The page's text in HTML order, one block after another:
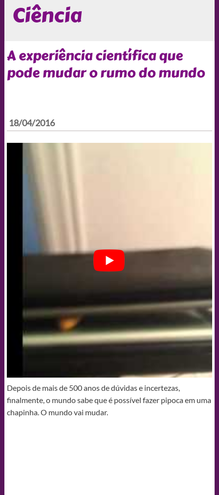
Ciência
A experiência científica que
pode mudar o rumo do mundo
18/04/2016
Depois de mais de 500 anos de dúvidas e incertezas,
finalmente, o mundo sabe que é possível fazer pipoca em uma
chapinha. O mundo vai mudar.